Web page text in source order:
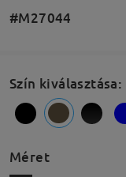
#M27044
Szín kiválasztása:
Méret